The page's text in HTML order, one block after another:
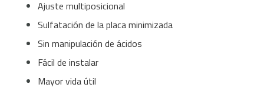
Ajuste multiposicional
Sulfatación de la placa minimizada
Sin manipulación de ácidos
Fácil de instalar
Mayor vida útil